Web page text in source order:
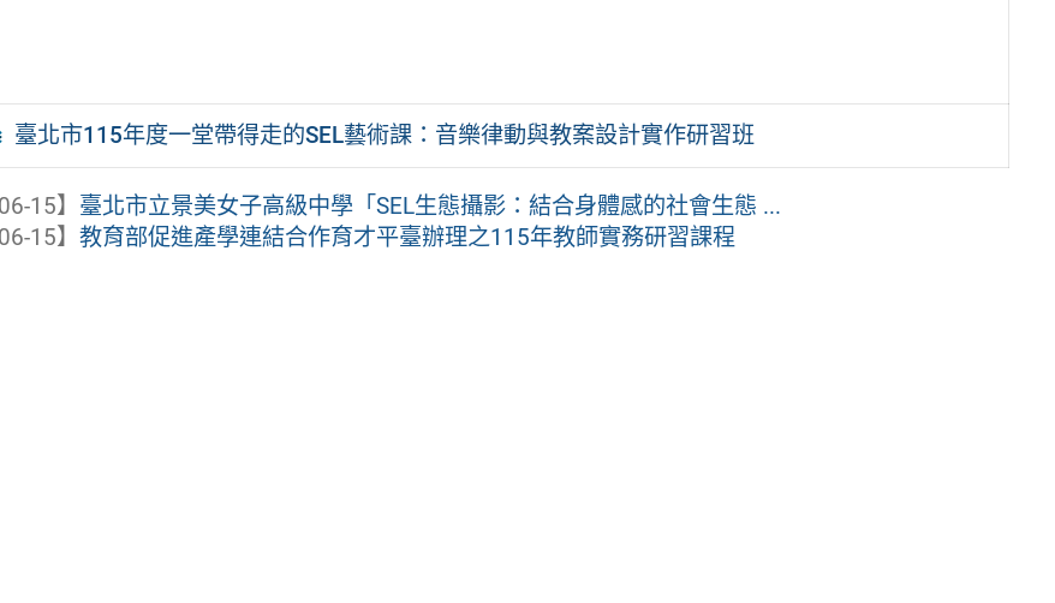
臺北市115年度一堂帶得走的SEL藝術課：音樂律動與教案設計實作研習班
15】 臺北市立景美女子高級中學「SEL生態攝影：結合身體感的社會生態 ...
15】教育部促進產學連結合作育才平臺辦理之115年教師實務研習課程